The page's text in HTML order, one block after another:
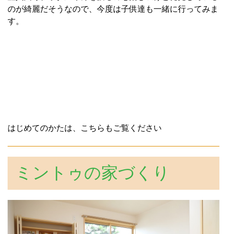
のが綺麗だそうなので、今度は子供達も一緒に行ってみま
す。
はじめてのかたは、こちらもご覧ください
ミントゥの家づくり